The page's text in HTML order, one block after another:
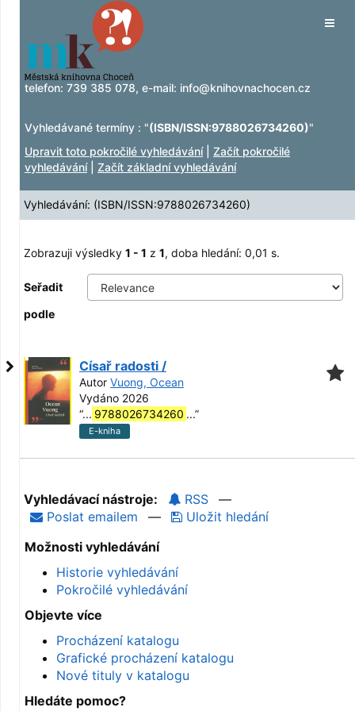
Zobrazuji výsledky1 - 1z
Přeskočit na obsah
telefon: 739 385 078, e-mail: info@knihovnachocen.cz
Vyhledávané termíny : "(ISBN/ISSN:9788026734260)"
Upravit toto pokročilé vyhledávání| Začít pokročilé
vyhledávání| Začít základní vyhledávání
Vyhledávání: (ISBN/ISSN:9788026734260)
Zobrazuji výsledky 1 - 1 z 1, doba hledání: 0,01 s.
Seřadit
podle
Císař radosti /
Autor Vuong, Ocean
Vydáno 2026
“... 9788026734260 ...”
E-kniha
Vyhledávací nástroje: RSS
—
Poslat emailem
—
Uložit hledání
Možnosti vyhledávání
Historie vyhledávání
Pokročilé vyhledávání
Objevte více
Procházení katalogu
Grafické procházení katalogu
Nové tituly v katalogu
Hledáte pomoc?